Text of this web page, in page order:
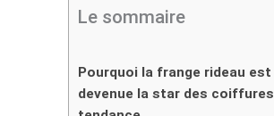
Le sommaire
Pourquoi la frange rideau est
devenue la star des coiffures